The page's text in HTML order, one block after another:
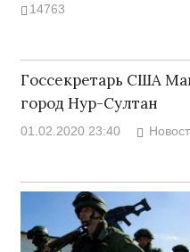
14763
Госсекретарь США
город Нур-Султан
01.02.2020 23:40